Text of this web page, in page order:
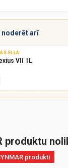
noderēt arī
EĻĻA
VII 1L
produktu
produkti